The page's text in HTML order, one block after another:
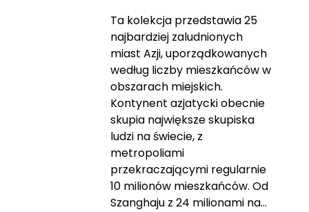
Ta kolekcja przedstawia 25
najbardziej zaludnionych
miast Azji, uporządkowanych
według liczby mieszkańców w
obszarach miejskich.
Kontynent azjatycki obecnie
skupia największe skupiska
ludzi na świecie, z
metropoliami
przekraczającymi regularnie
10 milionów mieszkańców. Od
Szanghaju z 24 milionami na...